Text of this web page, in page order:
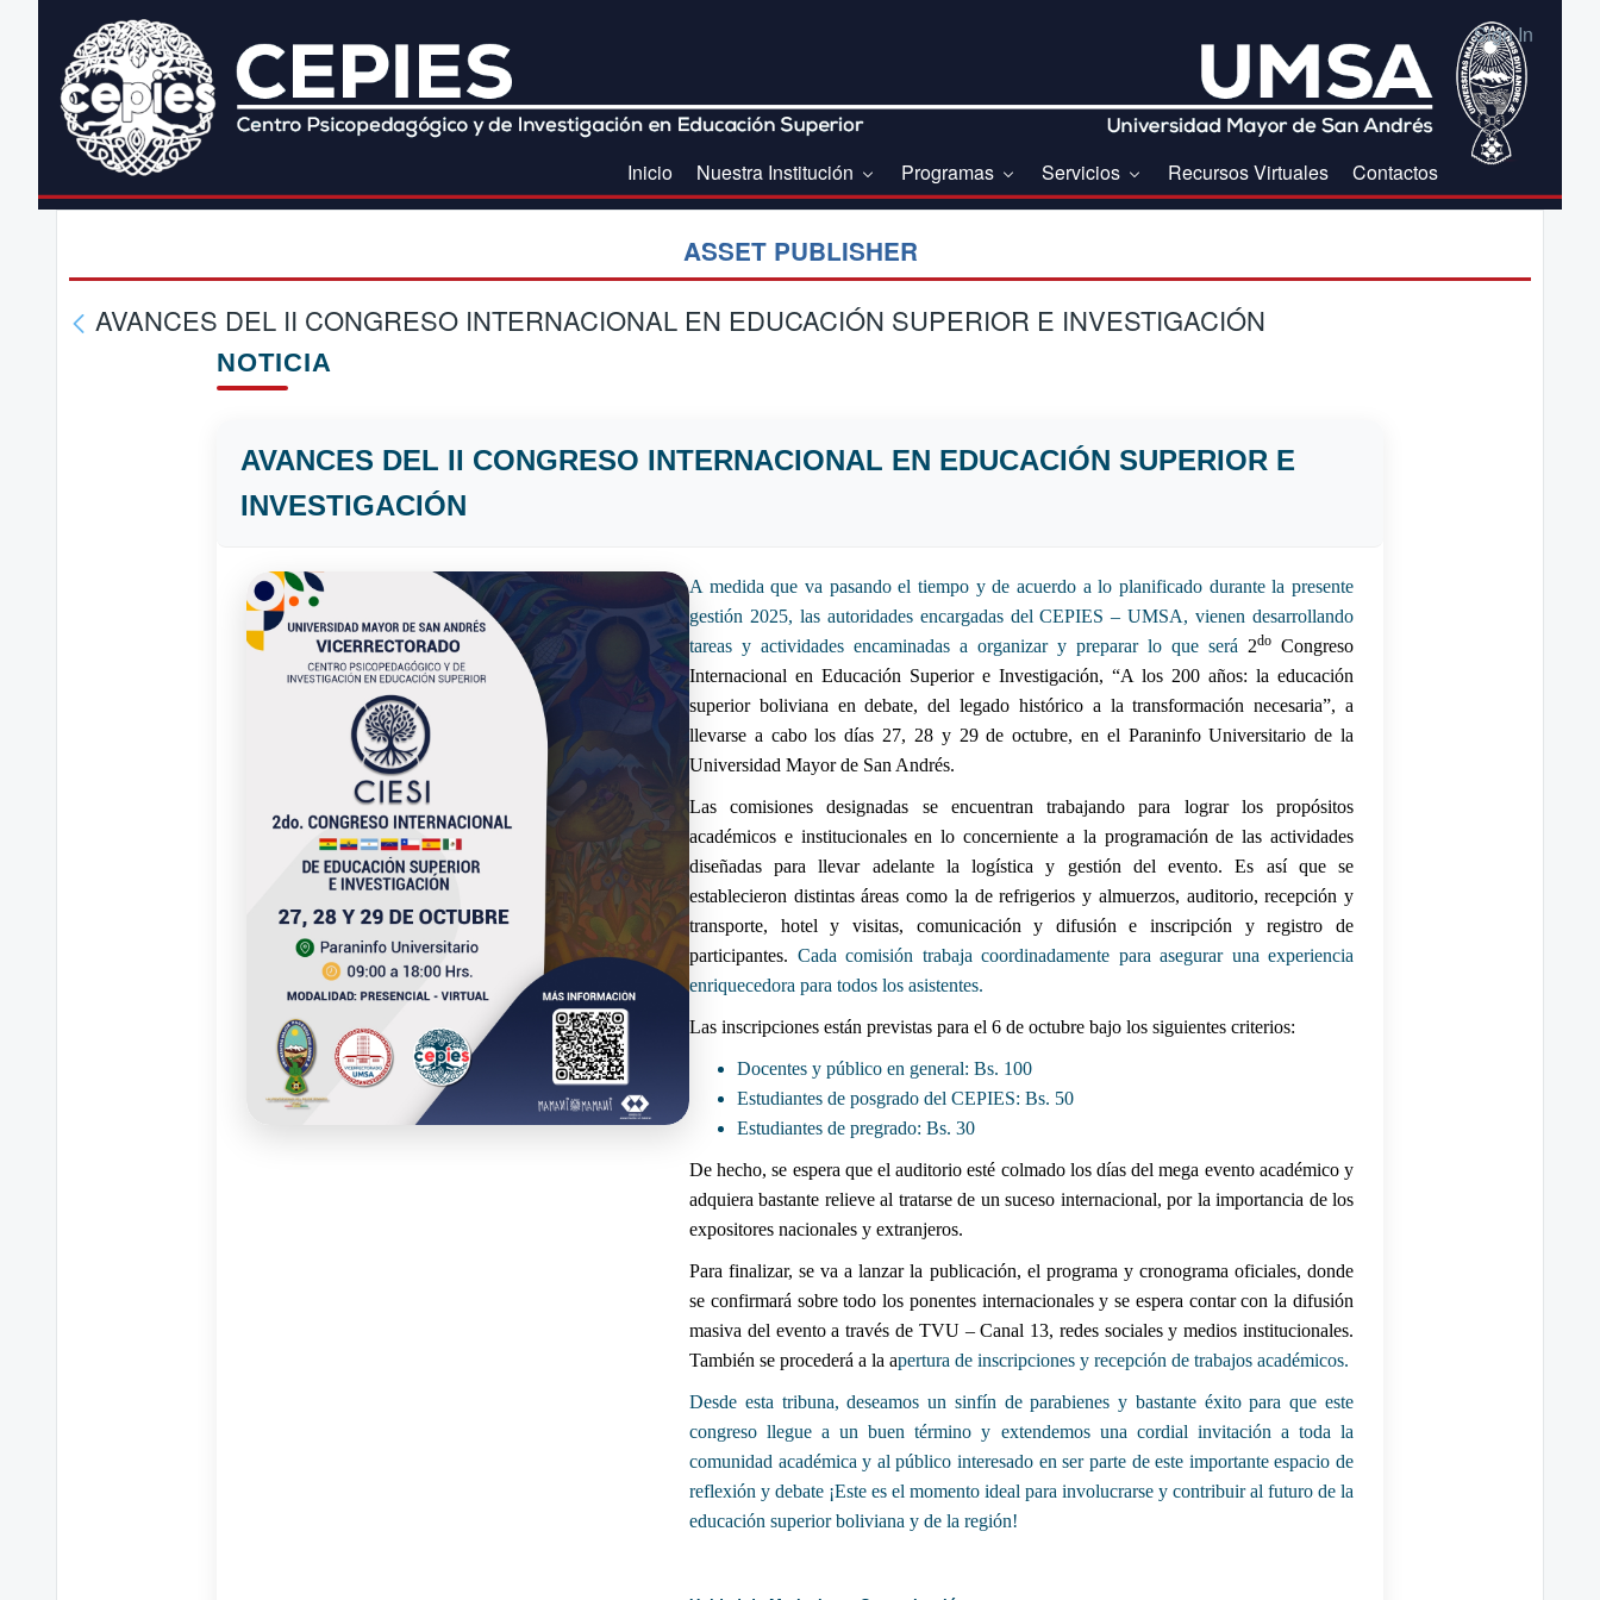
Sign In
Inicio Nuestra Institución Programas Servicios Recursos Virtuales Contactos
ASSET PUBLISHER
AVANCES DEL II CONGRESO INTERNACIONAL EN EDUCACIÓN SUPERIOR E INVESTIGACIÓN
NOTICIA
AVANCES DEL II CONGRESO INTERNACIONAL EN EDUCACIÓN SUPERIOR E
INVESTIGACIÓN
A medida que va pasando el tiempo y de acuerdo a lo planificado durante la presente
gestión 2025, las autoridades encargadas del CEPIES – UMSA, vienen desarrollando
tareas y actividades encaminadas a organizar y preparar lo que será 2do Congreso
Internacional en Educación Superior e Investigación, “A los 200 años: la educación
superior boliviana en debate, del legado histórico a la transformación necesaria”, a
llevarse a cabo los días 27, 28 y 29 de octubre, en el Paraninfo Universitario de la
Universidad Mayor de San Andrés.
Las comisiones designadas se encuentran trabajando para lograr los propósitos
académicos e institucionales en lo concerniente a la programación de las actividades
diseñadas para llevar adelante la logística y gestión del evento. Es así que se
establecieron distintas áreas como la de refrigerios y almuerzos, auditorio, recepción y
transporte, hotel y visitas, comunicación y difusión e inscripción y registro de
participantes. Cada comisión trabaja coordinadamente para asegurar una experiencia
enriquecedora para todos los asistentes.
Las inscripciones están previstas para el 6 de octubre bajo los siguientes criterios:
Docentes y público en general: Bs. 100
Estudiantes de posgrado del CEPIES: Bs. 50
Estudiantes de pregrado: Bs. 30
De hecho, se espera que el auditorio esté colmado los días del mega evento académico y
adquiera bastante relieve al tratarse de un suceso internacional, por la importancia de los
expositores nacionales y extranjeros.
Para finalizar, se va a lanzar la publicación, el programa y cronograma oficiales, donde
se confirmará sobre todo los ponentes internacionales y se espera contar con la difusión
masiva del evento a través de TVU – Canal 13, redes sociales y medios institucionales.
También se procederá a la apertura de inscripciones y recepción de trabajos académicos.
Desde esta tribuna, deseamos un sinfín de parabienes y bastante éxito para que este
congreso llegue a un buen término y extendemos una cordial invitación a toda la
comunidad académica y al público interesado en ser parte de este importante espacio de
reflexión y debate ¡Este es el momento ideal para involucrarse y contribuir al futuro de la
educación superior boliviana y de la región!